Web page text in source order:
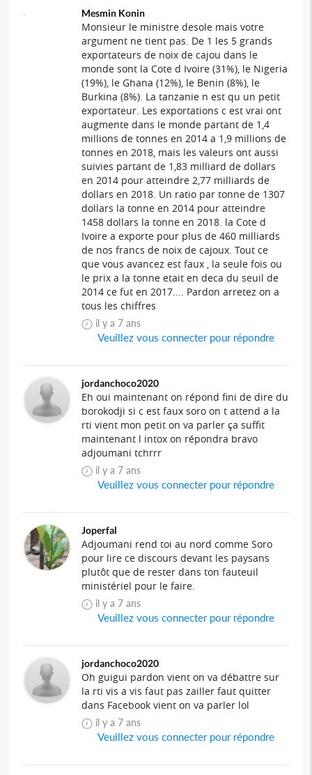
Mesmin Konin
Monsieur le ministre desole mais votre
argument ne tient pas. De 1 les 5 grands
exportateurs de noix de cajou dans le
monde sont la Cote d Ivoire (31%), le Nigeria
(19%), le Ghana (12%), le Benin (8%), le
Burkina (8%). La tanzanie n est qu un petit
exportateur. Les exportations c est vrai ont
augmente dans le monde partant de 1,4
millions de tonnes en 2014 a 1,9 millions de
tonnes en 2018, mais les valeurs ont aussi
suivies partant de 1,83 milliard de dollars
en 2014 pour atteindre 2,77 milliards de
dollars en 2018. Un ratio par tonne de 1307
dollars la tonne en 2014 pour atteindre
1458 dollars la tonne en 2018. la Cote d
Ivoire a exporte pour plus de 460 milliards
de nos francs de noix de cajoux. Tout ce
que vous avancez est faux , la seule fois ou
le prix a la tonne etait en deca du seuil de
2014 ce fut en 2017.... Pardon arretez on a
tous les chiffres
il y a 7 ans
Veuillez vous connecter pour répondre
jordanchoco2020
Eh oui maintenant on répond fini de dire du
borokodji si c est faux soro on t attend a la
rti vient mon petit on va parler ça suffit
maintenant l intox on répondra bravo
adjoumani tchrrr
il y a 7 ans
Veuillez vous connecter pour répondre
Joperfal
Adjoumani rend toi au nord comme Soro
pour lire ce discours devant les paysans
plutôt que de rester dans ton fauteuil
ministériel pour le faire.
il y a 7 ans
Veuillez vous connecter pour répondre
jordanchoco2020
Oh guigui pardon vient on va débattre sur
la rti vis a vis faut pas zailler faut quitter
dans Facebook vient on va parler lol
il y a 7 ans
Veuillez vous connecter pour répondre